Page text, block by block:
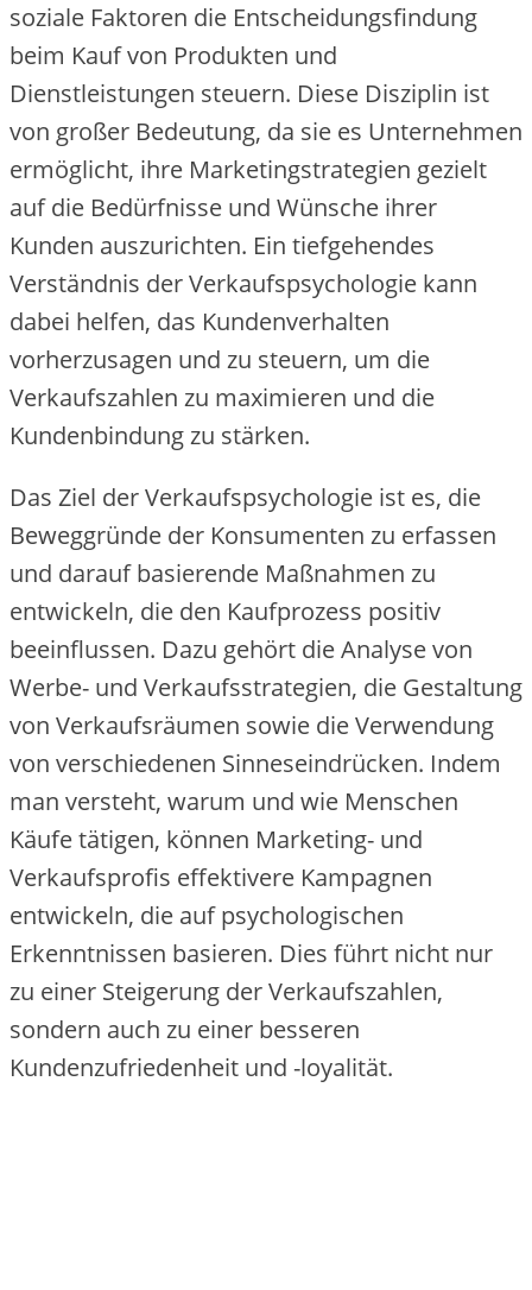
soziale Faktoren die Entscheidungsfindung
beim Kauf von Produkten und
Dienstleistungen steuern. Diese Disziplin ist
von großer Bedeutung, da sie es Unternehmen
ermöglicht, ihre Marketingstrategien gezielt
auf die Bedürfnisse und Wünsche ihrer
Kunden auszurichten. Ein tiefgehendes
Verständnis der Verkaufspsychologie kann
dabei helfen, das Kundenverhalten
vorherzusagen und zu steuern, um die
Verkaufszahlen zu maximieren und die
Kundenbindung zu stärken.
Das Ziel der Verkaufspsychologie ist es, die
Beweggründe der Konsumenten zu erfassen
und darauf basierende Maßnahmen zu
entwickeln, die den Kaufprozess positiv
beeinflussen. Dazu gehört die Analyse von
Werbe- und Verkaufsstrategien, die Gestaltung
von Verkaufsräumen sowie die Verwendung
von verschiedenen Sinneseindrücken. Indem
man versteht, warum und wie Menschen
Käufe tätigen, können Marketing- und
Verkaufsprofis effektivere Kampagnen
entwickeln, die auf psychologischen
Erkenntnissen basieren. Dies führt nicht nur
zu einer Steigerung der Verkaufszahlen,
sondern auch zu einer besseren
Kundenzufriedenheit und -loyalität.